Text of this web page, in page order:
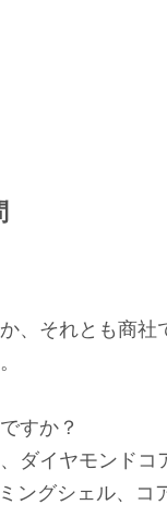
、それとも商社
すか？
ダイヤモンドコ
ングシェル、コ